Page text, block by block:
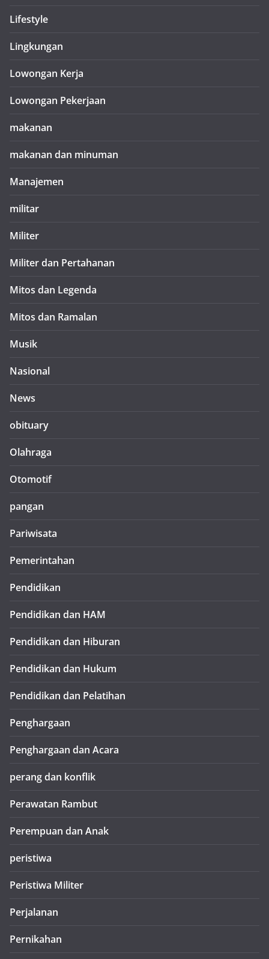
Lifestyle
Lingkungan
Lowongan Kerja
Lowongan Pekerjaan
makanan
makanan dan minuman
Manajemen
militar
Militer
Militer dan Pertahanan
Mitos dan Legenda
Mitos dan Ramalan
Musik
Nasional
News
obituary
Olahraga
Otomotif
pangan
Pariwisata
Pemerintahan
Pendidikan
Pendidikan dan HAM
Pendidikan dan Hiburan
Pendidikan dan Hukum
Pendidikan dan Pelatihan
Penghargaan
Penghargaan dan Acara
perang dan konflik
Perawatan Rambut
Perempuan dan Anak
peristiwa
Peristiwa Militer
Perjalanan
Pernikahan